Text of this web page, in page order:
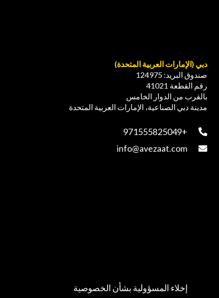
دبي (الإمارات العربية المتحدة)
صندوق البريد: 124975
رقم القطعة 41021
بالقرب من الدوار الخامس
مدينة دبي الصناعية، الإمارات العربية المتحدة
+971555825049
إخلاء المسؤولية بشأن الخصوصية